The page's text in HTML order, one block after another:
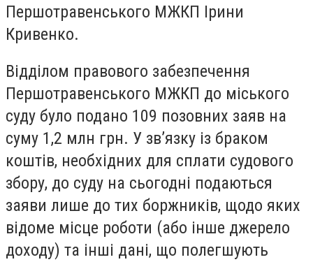
Першотравенського МЖКП Ірини
Кривенко.
Відділом правового забезпечення
Першотравенського МЖКП до міського
суду було подано 109 позовних заяв на
суму 1,2 млн грн. У зв’язку із браком
коштів, необхідних для сплати судового
збору, до суду на сьогодні подаються
заяви лише до тих боржників, щодо яких
відоме місце роботи (або інше джерело
доходу) та інші дані, що полегшують